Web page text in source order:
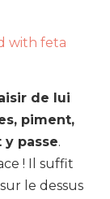
de lui
piment,
y passe.
! Il suffit
le dessus